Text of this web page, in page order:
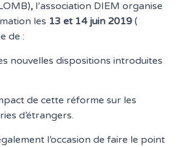
G
N
, l’association DIEM organise
les 13 et 14 juin 2019 (
de :
dispositions introduites
de cette réforme sur les
d’étrangers.
l’occasion de faire le point